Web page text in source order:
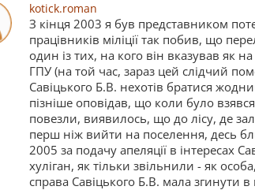
kotick.roman
З кінця 2003 я був представником
працівників міліції так побив, що
один із тих, на кого він вказував як
ГПУ (на той час, зараз цей слідчий
Савіцького Б.В. нехотів братися
пізніше оповідав, що коли було
повезли, виявилось, що до лісу, де
перш ніж вийти на поселення, десь
2005 за подачу апеляції в інтересах
хуліган, як тільки звільнили - як
справа Савіцького Б.В. мала